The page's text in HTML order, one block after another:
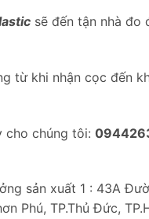
sẽ đến tận nhà đo
từ khi nhận cọc đến
cho chúng tôi:
sản xuất 1 : 43A
Phú, TP.Thủ Đức,